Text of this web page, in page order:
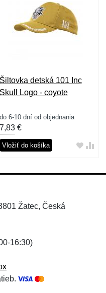
Šiltovka detská 101 Inc
Skull Logo - coyote
do 6-10 dní od objednania
7,83€
Vložiť do košíka
Žatec, Česká
16:30)